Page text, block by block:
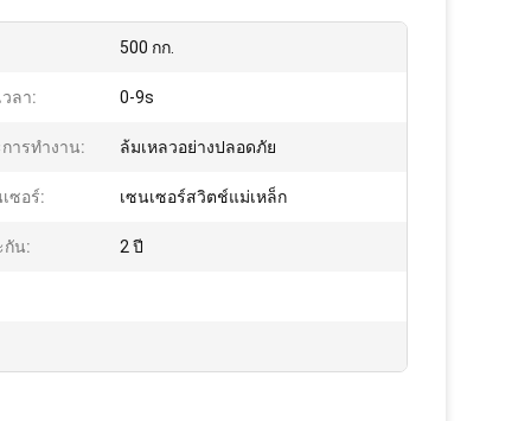
500 กก.
ลา: 0-9s
ารทำงาน: ล้มเหลวอย่างปลอดภัย
ซอร์: เซนเซอร์สวิตช์แม่เหล็ก
กัน: 2 ปี